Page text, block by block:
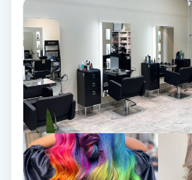
Ansiktsbehandling djuprengörande
Babylights
Balayage
Bambumassage